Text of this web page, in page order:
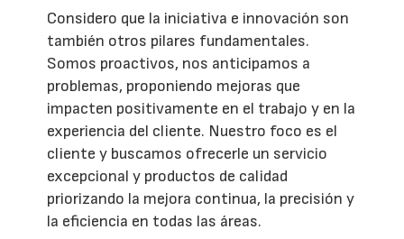
Considero que la iniciativa e innovación son
también otros pilares fundamentales.
Somos proactivos, nos anticipamos a
problemas, proponiendo mejoras que
impacten positivamente en el trabajo y en la
experiencia del cliente. Nuestro foco es el
cliente y buscamos ofrecerle un servicio
excepcional y productos de calidad
priorizando la mejora continua, la precisión y
la eficiencia en todas las áreas.